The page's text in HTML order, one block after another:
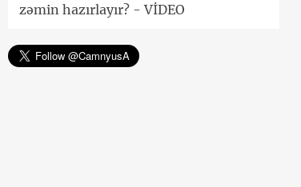
zəmin hazırlayır? - VİDEO